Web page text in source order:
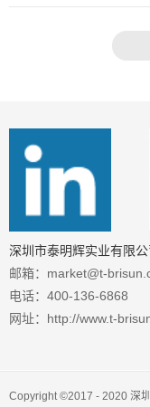
深圳市泰明辉实业有限公
邮箱：market@t-
电话：400-136-6868
网址：http://www.t-
Copyright ©2017 - 2020 深